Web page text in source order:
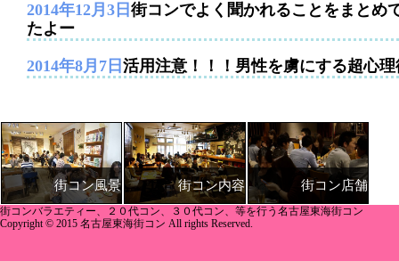
2014年12月3日 街コンでよく聞かれることをまとめ
たよー
2014年8月7日 活用注意！！！男性を虜にする超心理
街コン風景 街コン内容 街コン店舗
街コンバラエティー、２０代コン、３０代コン、等を行う名古屋東海街コン
Copyright © 2015 名古屋東海街コン All rights Reserved.